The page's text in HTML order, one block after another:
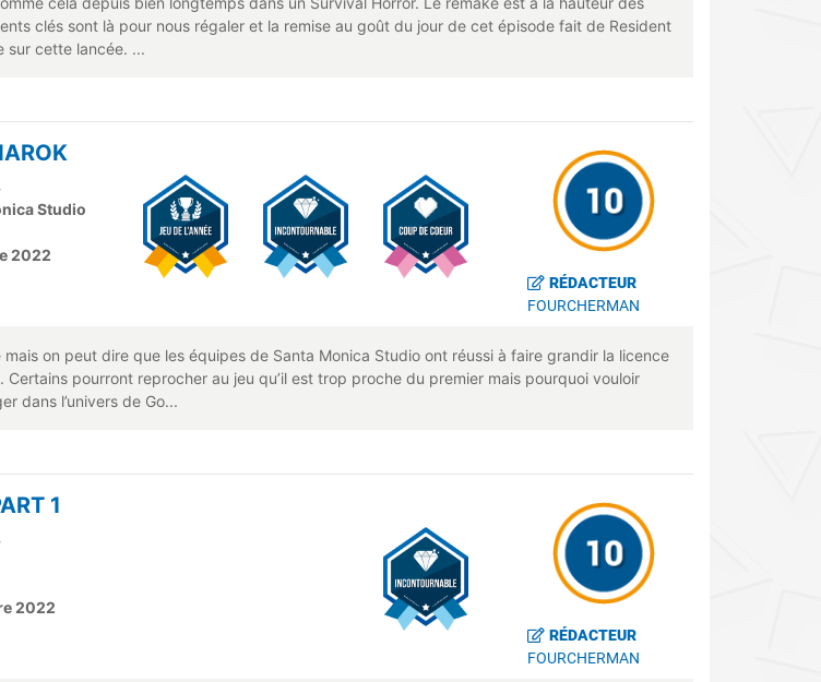
clés sont là pour nous régaler et la remise au goût du jour de cet épisode fait de Resident
sur cette lancée. ...
Studio
2022
RÉDACTEUR
FOURCHERMAN
on peut dire que les équipes de Santa Monica Studio ont réussi à faire grandir la licence
pourront reprocher au jeu qu’il est trop proche du premier mais pourquoi vouloir
dans l’univers de Go...
1
2022
RÉDACTEUR
FOURCHERMAN